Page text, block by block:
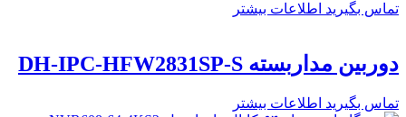
تماس بگیرید اطلاعات بیشتر
دوربین مداربسته DH-IPC-HFW2831SP-S
تماس بگیرید اطلاعات بیشتر